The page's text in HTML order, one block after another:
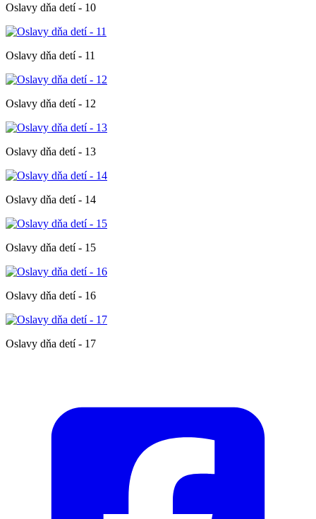
Oslavy dňa detí - 10
Oslavy dňa detí - 11
Oslavy dňa detí - 12
Oslavy dňa detí - 13
Oslavy dňa detí - 14
Oslavy dňa detí - 15
Oslavy dňa detí - 16
Oslavy dňa detí - 17